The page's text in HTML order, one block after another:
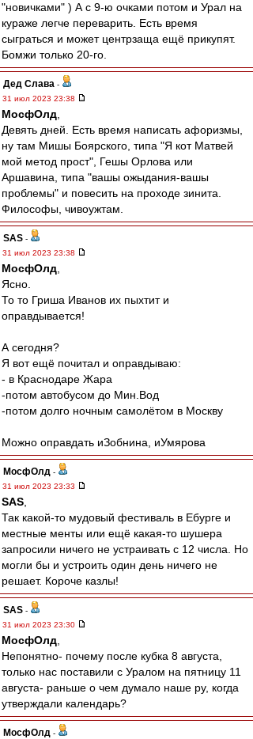
"новичками" ) А с 9-ю очками потом и Урал на
кураже легче переварить. Есть время
сыграться и может центрзаща ещё прикупят.
Бомжи только 20-го.
Дед Слава -
31 июл 2023 23:38
МосфОлд
Девять дней. Есть время написать афоризмы,
ну там Мишы Боярского, типа "Я кот Матвей
мой метод прост", Гешы Орлова или
Аршавина, типа "вашы ожыдания-вашы
проблемы" и повесить на проходе зинита.
Философы, чивоужтам.
SAS -
31 июл 2023 23:38
МосфОлд
Ясно.
То то Гриша Иванов их пыхтит и
оправдывается!
А сегодня?
Я вот ещё почитал и оправдываю:
- в Краснодаре Жара
-потом автобусом до Мин.Вод
-потом долго ночным самолётом в Москву
Можно оправдать иЗобнина, иУмярова
МосфОлд -
31 июл 2023 23:33
SAS
Так какой-то мудовый фестиваль в Ебурге и
местные менты или ещё какая-то шушера
запросили ничего не устраивать с 12 числа. Но
могли бы и устроить один день ничего не
решает. Короче казлы!
SAS -
31 июл 2023 23:30
МосфОлд
Непонятно- почему после кубка 8 августа,
только нас поставили с Уралом на пятницу 11
августа- раньше о чем думало наше ру, когда
утверждали календарь?
МосфОлд -